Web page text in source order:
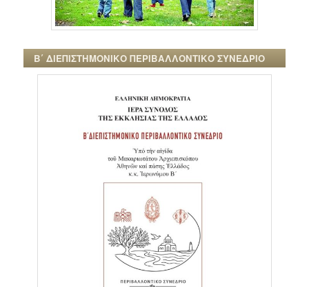
Β΄ ΔΙΕΠΙΣΤΗΜΟΝΙΚΟ ΠΕΡΙΒΑΛΛΟΝΤΙΚΟ ΣΥΝΕΔΡΙΟ